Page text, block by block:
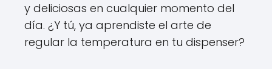
y deliciosas en cualquier momento del
día. ¿Y tú, ya aprendiste el arte de
regular la temperatura en tu dispenser?